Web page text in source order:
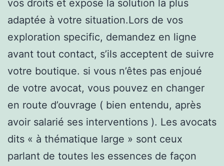
vos droits et expose la solution la plus
adaptée à votre situation.Lors de vos
exploration specific, demandez en ligne
avant tout contact, s’ils acceptent de suivre
votre boutique. si vous n’êtes pas enjoué
de votre avocat, vous pouvez en changer
en route d’ouvrage ( bien entendu, après
avoir salarié ses interventions ). Les avocats
dits « à thématique large » sont ceux
parlant de toutes les essences de façon